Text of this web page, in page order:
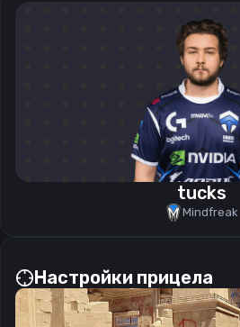
tucks
Mindfreak
Настройки прицела